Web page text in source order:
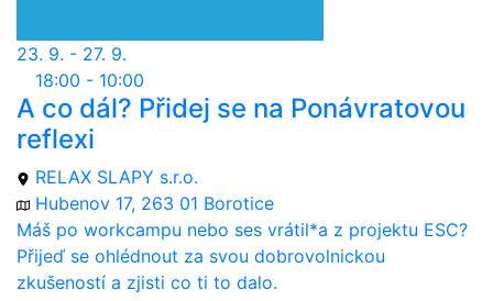
23. 9. - 27. 9.
18:00 - 10:00
A co dál? Přidej se na Ponávratovou
reflexi
RELAX SLAPY s.r.o.
Hubenov 17, 263 01 Borotice
Máš po workcampu nebo ses vrátil*a z projektu ESC?
Přijeď se ohlédnout za svou dobrovolnickou
zkušeností a zjisti co ti to dalo.